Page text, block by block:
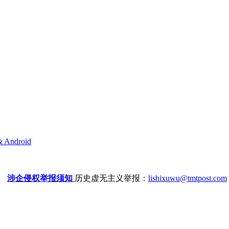
Android
涉企侵权举报须知 历史虚无主义举报： lishixuwu@tmtpost.com